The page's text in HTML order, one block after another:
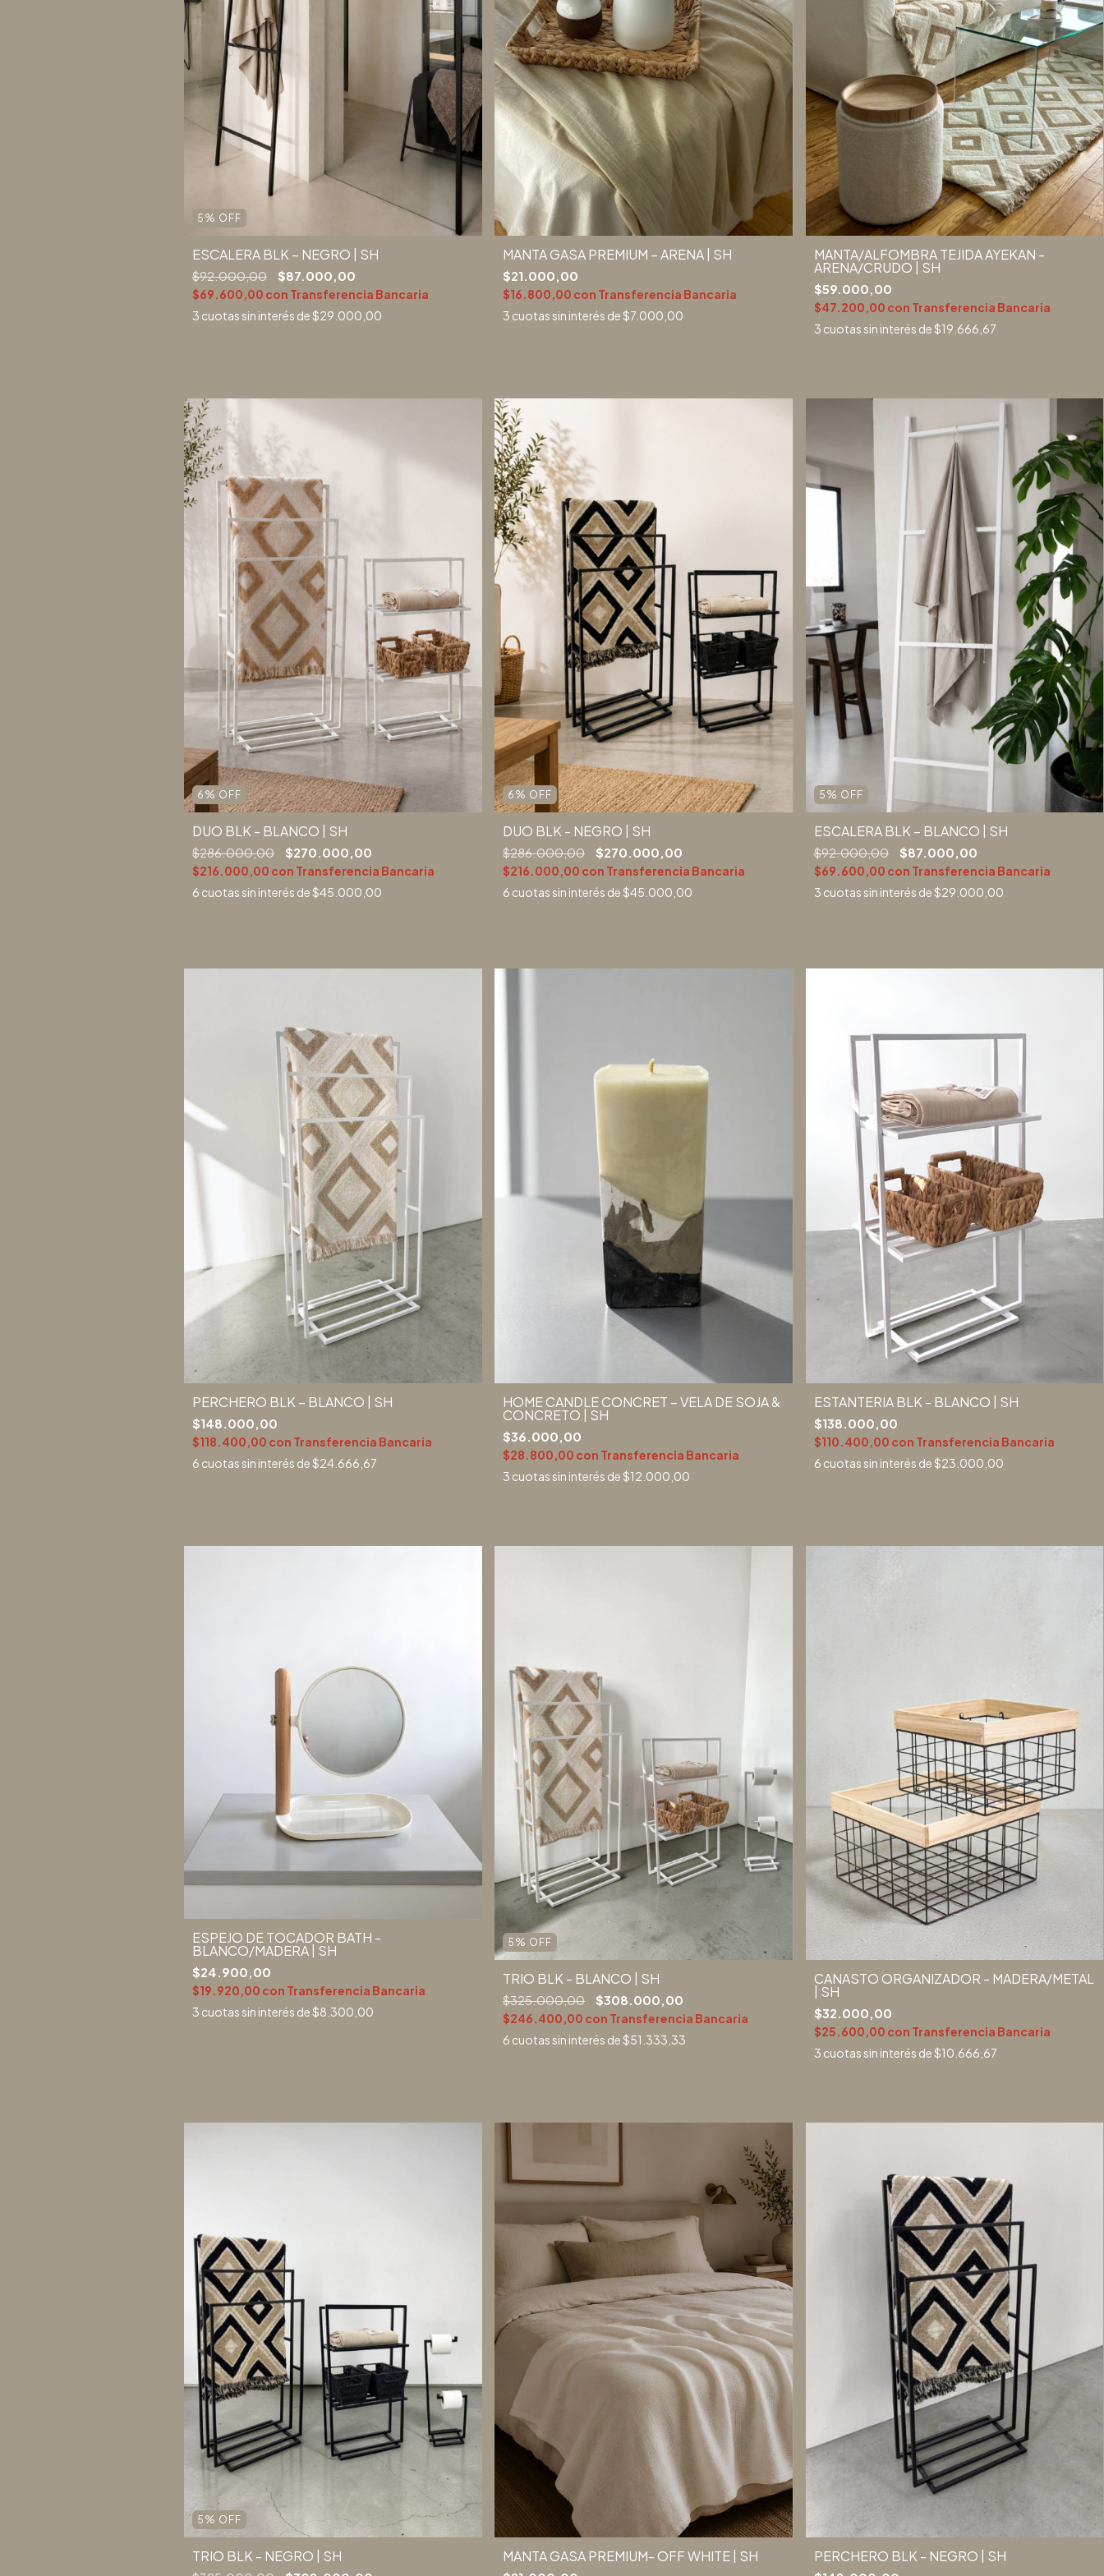
5 % OFF
ESCALERA BLK – NEGRO | SH
$92.000,00 $87.000,00
$69.600,00 con Transferencia Bancaria
3 cuotas sin interés de$29.000,00
MANTA GASA PREMIUM – ARENA | SH
$21.000,00
$16.800,00 con Transferencia Bancaria
3 cuotas sin interés de$7.000,00
MANTA/ALFOMBRA TEJIDA AYEKAN -
ARENA/CRUDO | SH
$59.000,00
$47.200,00 con Transferencia Bancaria
3 cuotas sin interés de$19.666,67
6 % OFF
DUO BLK - BLANCO | SH
$286.000,00 $270.000,00
$216.000,00 con Transferencia Bancaria
6 cuotas sin interés de$45.000,00
6 % OFF
DUO BLK - NEGRO | SH
$286.000,00 $270.000,00
$216.000,00 con Transferencia Bancaria
6 cuotas sin interés de$45.000,00
5 % OFF
ESCALERA BLK – BLANCO | SH
$92.000,00 $87.000,00
$69.600,00 con Transferencia Bancaria
3 cuotas sin interés de$29.000,00
PERCHERO BLK – BLANCO | SH
$148.000,00
$118.400,00 con Transferencia Bancaria
6 cuotas sin interés de$24.666,67
HOME CANDLE CONCRET – VELA DE SOJA &
CONCRETO | SH
$36.000,00
$28.800,00 con Transferencia Bancaria
3 cuotas sin interés de$12.000,00
ESTANTERIA BLK - BLANCO | SH
$138.000,00
$110.400,00 con Transferencia Bancaria
6 cuotas sin interés de$23.000,00
ESPEJO DE TOCADOR BATH -
BLANCO/MADERA | SH
$24.900,00
$19.920,00 con Transferencia Bancaria
3 cuotas sin interés de$8.300,00
5 % OFF
TRIO BLK - BLANCO | SH
$325.000,00 $308.000,00
$246.400,00 con Transferencia Bancaria
6 cuotas sin interés de$51.333,33
CANASTO ORGANIZADOR - MADERA/METAL
| SH
$32.000,00
$25.600,00 con Transferencia Bancaria
3 cuotas sin interés de$10.666,67
5 % OFF
TRIO BLK - NEGRO | SH MANTA GASA PREMIUM- OFF WHITE | SH PERCHERO BLK - NEGRO | SH